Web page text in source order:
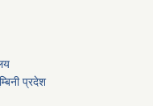
प्रदेश